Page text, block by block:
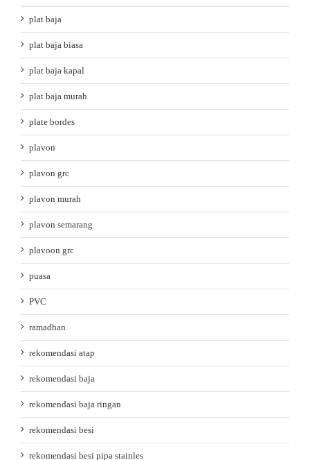
plat baja
plat baja biasa
plat baja kapal
plat baja murah
plate bordes
plavon
plavon grc
plavon murah
plavon semarang
plavoon grc
puasa
PVC
ramadhan
rekomendasi atap
rekomendasi baja
rekomendasi baja ringan
rekomendasi besi
rekomendasi besi pipa stainles